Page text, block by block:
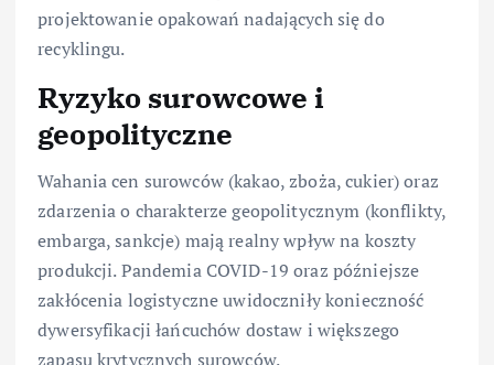
projektowanie opakowań nadających się do
recyklingu.
Ryzyko surowcowe i
geopolityczne
Wahania cen surowców (kakao, zboża, cukier) oraz
zdarzenia o charakterze geopolitycznym (konflikty,
embarga, sankcje) mają realny wpływ na koszty
produkcji. Pandemia COVID-19 oraz późniejsze
zakłócenia logistyczne uwidoczniły konieczność
dywersyfikacji łańcuchów dostaw i większego
zapasu krytycznych surowców.